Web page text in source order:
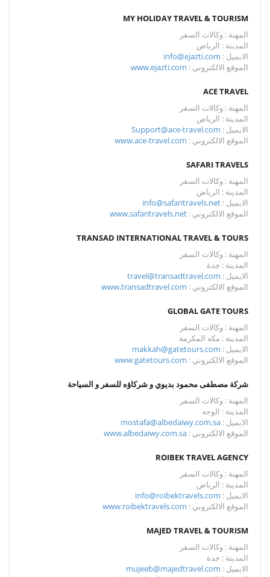
MY HOLIDAY TRAVEL & TOURISM
المهنة : وكالات السفر
المدينة : الرياض
الايميل : info@ejazti.com
الموقع الالكتروني : www.ejazti.com
ACE TRAVEL
المهنة : وكالات السفر
المدينة : الرياض
الايميل : Support@ace-travel.com
الموقع الالكتروني : www.ace-travel.com
SAFARI TRAVELS
المهنة : وكالات السفر
المدينة : الرياض
الايميل : info@safaritravels.net
الموقع الالكتروني : www.safaritravels.net
TRANSAD INTERNATIONAL TRAVEL & TOURS
المهنة : وكالات السفر
المدينة : جدة
الايميل : travel@transadtravel.com
الموقع الالكتروني : www.transadtravel.com
GLOBAL GATE TOURS
المهنة : وكالات السفر
المدينة : مكه المكرمة
الايميل : makkah@gatetours.com
الموقع الالكتروني : www.gatetours.com
شركة مصطفى محمود بديوي و شركاؤه للسفر و السياحة
المهنة : وكالات السفر
المدينة : الوجه
الايميل : mostafa@albedaiwy.com.sa
الموقع الالكتروني : www.albedaiwy.com.sa
ROIBEK TRAVEL AGENCY
المهنة : وكالات السفر
المدينة : الرياض
الايميل : info@roibektravels.com
الموقع الالكتروني : www.roibektravels.com
MAJED TRAVEL & TOURISM
المهنة : وكالات السفر
المدينة : جدة
الايميل : mujeeb@majedtravel.com